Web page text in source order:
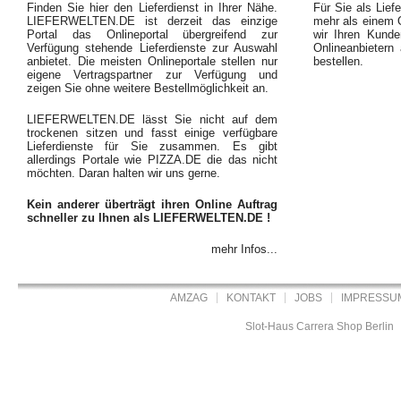
Finden Sie hier den Lieferdienst in Ihrer Nähe.
LIEFERWELTEN.DE ist derzeit das einzige
Portal das Onlineportal übergreifend zur
Verfügung stehende Lieferdienste zur Auswahl
anbietet. Die meisten Onlineportale stellen nur
eigene Vertragspartner zur Verfügung und
zeigen Sie ohne weitere Bestellmöglichkeit an.
LIEFERWELTEN.DE lässt Sie nicht auf dem
trockenen sitzen und fasst einige verfügbare
Lieferdienste für Sie zusammen. Es gibt
allerdings Portale wie PIZZA.DE die das nicht
möchten. Daran halten wir uns gerne.
Kein anderer überträgt ihren Online Auftrag
schneller zu Ihnen als LIEFERWELTEN.DE !
mehr Infos...
Für Sie als
mehr als einem
wir Ihren
bestellen.
AMZAG KONTAKT JOBS
Slot-Haus Carrera Shop Berlin